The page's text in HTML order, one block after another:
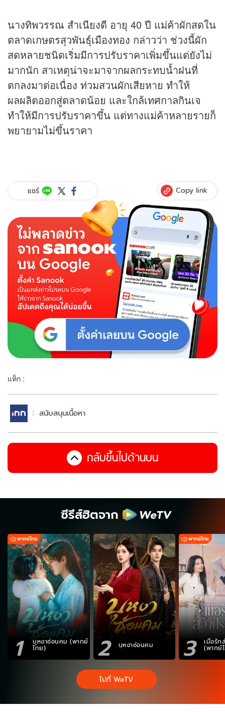
นางทิพวรรณ สำเนียงดี อายุ 40 ปี แม่ค้าผักสดใน
ตลาดเกษตรสุวพันธุ์เมืองทอง กล่าวว่า ช่วงนี้ผัก
สดหลายชนิดเริ่มมีการปรับราคาเพิ่มขึ้นแต่ยังไม่
มากนัก สาเหตุน่าจะมาจากผลกระทบน้ำฝนที่
ตกลงมาต่อเนื่อง ท่วมสวนผักเสียหาย ทำให้
ผลผลิตออกสู่ตลาดน้อย และใกล้เทศกาลกินเจ
ทำให้มีการปรับราคาขึ้น แต่ทางแม่ค้าหลายรายก็
พยายามไม่ขึ้นราคา
แชร์ Copy link
แท็ก :
สนับสนุนเนื้อหา
กลับขึ้นไปด้านบน
ซีรีส์ฮิตจาก
1 บุหงาซ่อนคม (พากย์
ไทย) 2 บุหงาซ่อนคม 3 เมื่อรัก
(พากย์
ไปที่ WeTV